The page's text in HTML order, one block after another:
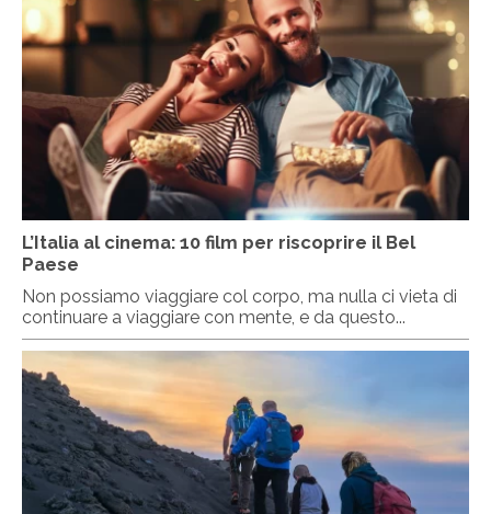
L’Italia al cinema: 10 film per riscoprire il Bel
Paese
Non possiamo viaggiare col corpo, ma nulla ci vieta di
continuare a viaggiare con mente, e da questo...